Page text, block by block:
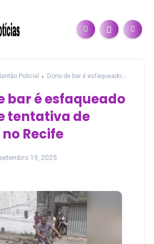
Policial
Dono de bar é esfaqueado
bar é esfaqueado
tentativa de
Recife
setembro 19, 2025